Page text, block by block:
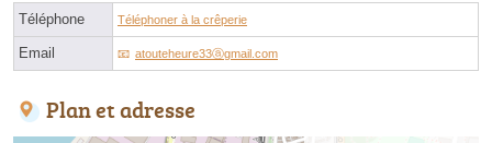
Téléphone Téléphoner à la crêperie
Email atouteheure33ⓐgmail.com
Plan et adresse